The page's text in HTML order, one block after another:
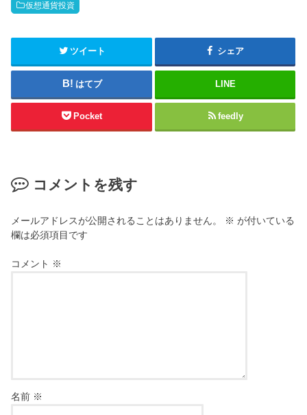
仮想通貨投資
ツイート シェア
はてブ LINE
Pocket feedly
コメントを残す
メールアドレスが公開されることはありません。 ※ が付いている
欄は必須項目です
コメント ※
名前 ※